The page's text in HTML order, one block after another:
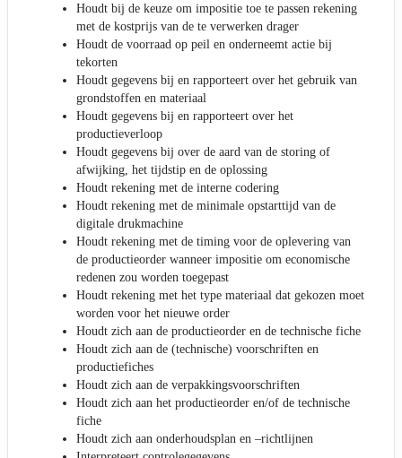
Houdt bij de keuze om impositie toe te passen rekening
met de kostprijs van de te verwerken drager
Houdt de voorraad op peil en onderneemt actie bij
tekorten
Houdt gegevens bij en rapporteert over het gebruik van
grondstoffen en materiaal
Houdt gegevens bij en rapporteert over het
productieverloop
Houdt gegevens bij over de aard van de storing of
afwijking, het tijdstip en de oplossing
Houdt rekening met de interne codering
Houdt rekening met de minimale opstarttijd van de
digitale drukmachine
Houdt rekening met de timing voor de oplevering van
de productieorder wanneer impositie om economische
redenen zou worden toegepast
Houdt rekening met het type materiaal dat gekozen moet
worden voor het nieuwe order
Houdt zich aan de productieorder en de technische fiche
Houdt zich aan de (technische) voorschriften en
productiefiches
Houdt zich aan de verpakkingsvoorschriften
Houdt zich aan het productieorder en/of de technische
fiche
Houdt zich aan onderhoudsplan en –richtlijnen